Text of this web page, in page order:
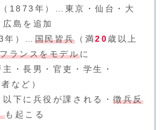
1873年）…東京・仙台・大
島を追加
年）… 国民皆兵 （満20歳以上
フランスをモデルに
長男・官吏・学生・
など）
に兵役が課される・徴兵反
も起こる